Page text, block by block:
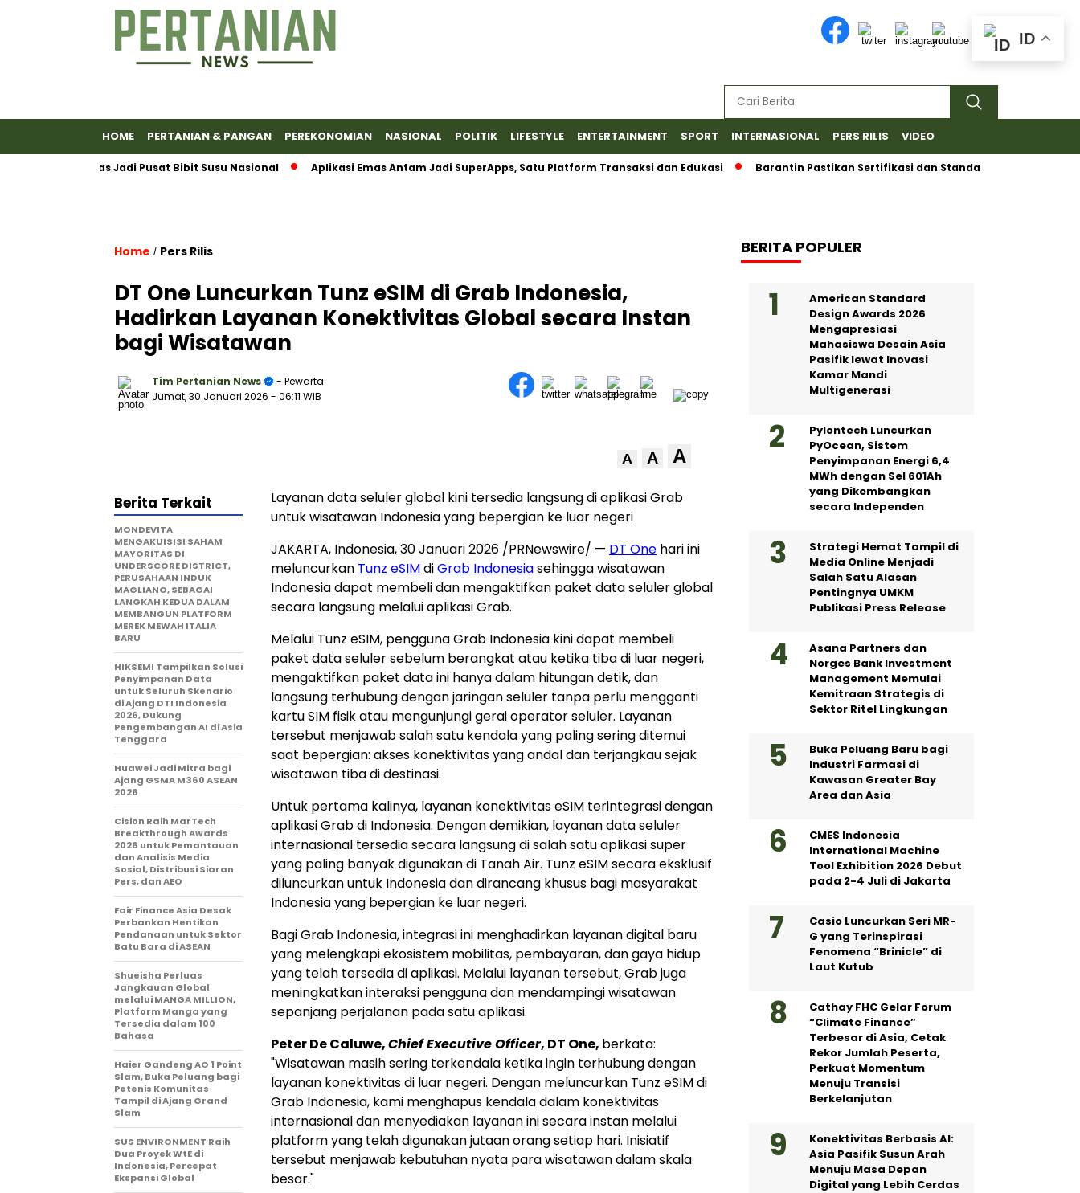
HOME PERTANIAN & PANGAN PEREKONOMIAN NASIONAL POLITIK LIFESTYLE ENTERTAINMENT SPORT INTERNASIONAL PERS RILIS VIDEO
Banyumas Jadi Pusat Bibit Susu Nasional Aplikasi Emas Antam Jadi SuperApps, Satu Platform Transaksi dan Edukasi Barantin Pastikan Sertifikasi dan Standar Ketat untuk Ekspor
Home / Pers Rilis
DT One Luncurkan Tunz eSIM di Grab Indonesia,
Hadirkan Layanan Konektivitas Global secara Instan
bagi Wisatawan
Tim Pertanian News
- Pewarta
Jumat, 30 Januari 2026 - 06:11 WIB
A A A
Layanan data seluler global kini tersedia langsung di aplikasi Grab
untuk wisatawan Indonesia yang bepergian ke luar negeri
JAKARTA, Indonesia,30 Januari 2026 /PRNewswire/ — DT One hari ini
meluncurkan Tunz eSIMdiGrab Indonesiasehingga wisatawan
Indonesia dapat membeli dan mengaktifkan paket data seluler global
secara langsung melalui aplikasi Grab.
Melalui Tunz eSIM, pengguna Grab Indonesia kini dapat membeli
paket data seluler sebelum berangkat atau ketika tiba di luar negeri,
mengaktifkan paket data ini hanya dalam hitungan detik, dan
langsung terhubung dengan jaringan seluler tanpa perlu mengganti
kartu SIM fisik atau mengunjungi gerai operator seluler. Layanan
tersebut menjawab salah satu kendala yang paling sering ditemui
saat bepergian: akses konektivitas yang andal dan terjangkau sejak
wisatawan tiba di destinasi.
Untuk pertama kalinya, layanan konektivitas eSIM terintegrasi dengan
aplikasi Grab di Indonesia. Dengan demikian, layanan data seluler
internasional tersedia secara langsung di salah satu aplikasi super
yang paling banyak digunakan di Tanah Air. Tunz eSIM secara eksklusif
diluncurkan untuk Indonesia dan dirancang khusus bagi masyarakat
Indonesia yang bepergian ke luar negeri.
Bagi Grab Indonesia, integrasi ini menghadirkan layanan digital baru
yang melengkapi ekosistem mobilitas, pembayaran, dan gaya hidup
yang telah tersedia di aplikasi. Melalui layanan tersebut, Grab juga
meningkatkan interaksi pengguna dan mendampingi wisatawan
sepanjang perjalanan pada satu aplikasi.
Peter De Caluwe,Chief Executive Officer, DT One, berkata:
"Wisatawan masih sering terkendala ketika ingin terhubung dengan
layanan konektivitas di luar negeri. Dengan meluncurkan Tunz eSIM di
Grab Indonesia, kami menghapus kendala dalam konektivitas
internasional dan menyediakan layanan ini secara instan melalui
platform yang telah digunakan jutaan orang setiap hari. Inisiatif
tersebut menjawab kebutuhan nyata para wisatawan dalam skala
besar."
Berita Terkait
MONDEVITA
MENGAKUISISI SAHAM
MAYORITAS DI
UNDERSCORE DISTRICT,
PERUSAHAAN INDUK
MAGLIANO, SEBAGAI
LANGKAH KEDUA DALAM
MEMBANGUN PLATFORM
MEREK MEWAH ITALIA
BARU
HIKSEMI Tampilkan Solusi
Penyimpanan Data
untuk Seluruh Skenario
di Ajang DTI Indonesia
2026, Dukung
Pengembangan AI di Asia
Tenggara
Huawei Jadi Mitra bagi
Ajang GSMA M360 ASEAN
2026
Cision Raih MarTech
Breakthrough Awards
2026 untuk Pemantauan
dan Analisis Media
Sosial, Distribusi Siaran
Pers, dan AEO
Fair Finance Asia Desak
Perbankan Hentikan
Pendanaan untuk Sektor
Batu Bara di ASEAN
Shueisha Perluas
Jangkauan Global
melalui MANGA MILLION,
Platform Manga yang
Tersedia dalam 100
Bahasa
Haier Gandeng AO 1 Point
Slam, Buka Peluang bagi
Petenis Komunitas
Tampil di Ajang Grand
Slam
SUS ENVIRONMENT Raih
Dua Proyek WtE di
Indonesia, Percepat
Ekspansi Global
BERITA POPULER
American Standard
Design Awards 2026
Mengapresiasi
Mahasiswa Desain Asia
Pasifik lewat Inovasi
Kamar Mandi
Multigenerasi
Pylontech Luncurkan
PyOcean, Sistem
Penyimpanan Energi 6,4
MWh dengan Sel 601Ah
yang Dikembangkan
secara Independen
Strategi Hemat Tampil di
Media Online Menjadi
Salah Satu Alasan
Pentingnya UMKM
Publikasi Press Release
Asana Partners dan
Norges Bank Investment
Management Memulai
Kemitraan Strategis di
Sektor Ritel Lingkungan
Buka Peluang Baru bagi
Industri Farmasi di
Kawasan Greater Bay
Area dan Asia
CMES Indonesia
International Machine
Tool Exhibition 2026 Debut
pada 2-4 Juli di Jakarta
Casio Luncurkan Seri MR-
G yang Terinspirasi
Fenomena “Brinicle” di
Laut Kutub
Cathay FHC Gelar Forum
“Climate Finance”
Terbesar di Asia, Cetak
Rekor Jumlah Peserta,
Perkuat Momentum
Menuju Transisi
Berkelanjutan
Konektivitas Berbasis AI:
Asia Pasifik Susun Arah
Menuju Masa Depan
Digital yang Lebih Cerdas
ID